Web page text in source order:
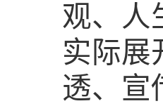
观、人
实际展
透、宣